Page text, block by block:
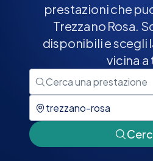
prestazioni che
Trezzano Rosa.
disponibili e scegli
vicina a